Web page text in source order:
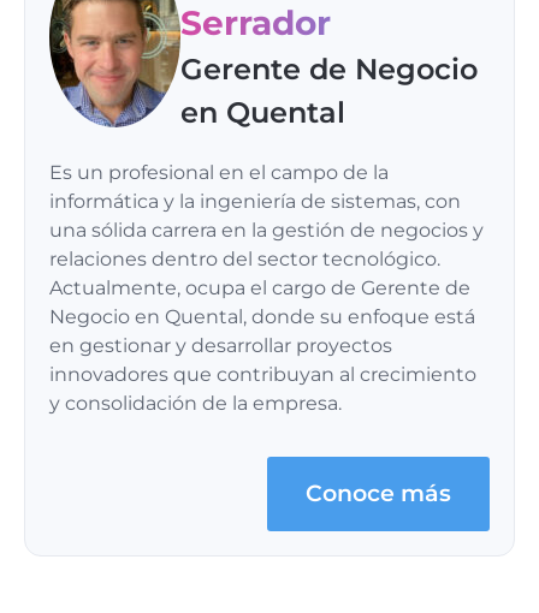
Serrador
Gerente de Negocio
en Quental
Es un profesional en el campo de la
informática y la ingeniería de sistemas, con
una sólida carrera en la gestión de negocios y
relaciones dentro del sector tecnológico.
Actualmente, ocupa el cargo de Gerente de
Negocio en Quental, donde su enfoque está
en gestionar y desarrollar proyectos
innovadores que contribuyan al crecimiento
y consolidación de la empresa.
Conoce más